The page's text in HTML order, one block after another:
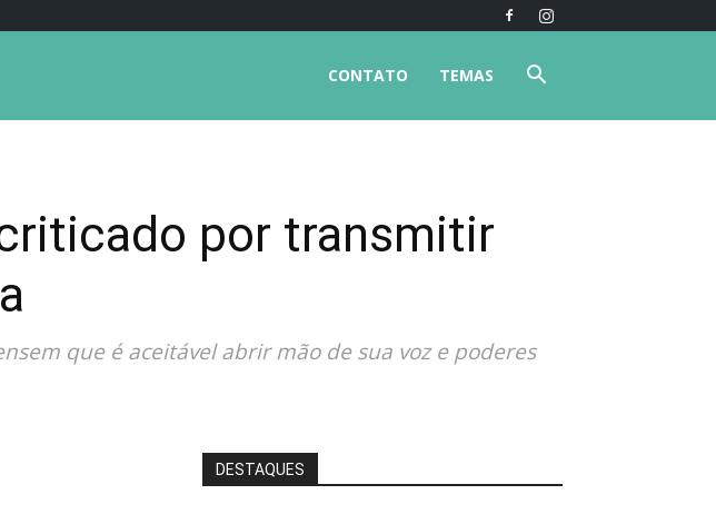
TEMAS
CONTATO
criticado por transmitir
que é aceitável abrir mão de sua voz e poderes
DESTAQUES